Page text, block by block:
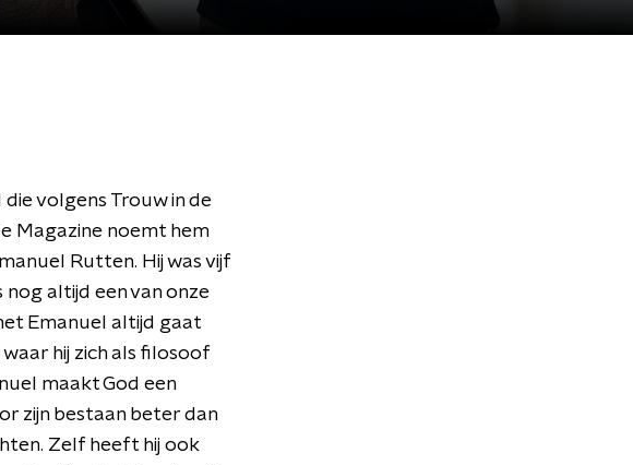
volgens Trouw in de
Magazine noemt hem
Rutten. Hij was vijf
nog altijd een van onze
Emanuel altijd gaat
hij zich als filosoof
maakt God een
zijn bestaan beter dan
Zelf heeft hij ook